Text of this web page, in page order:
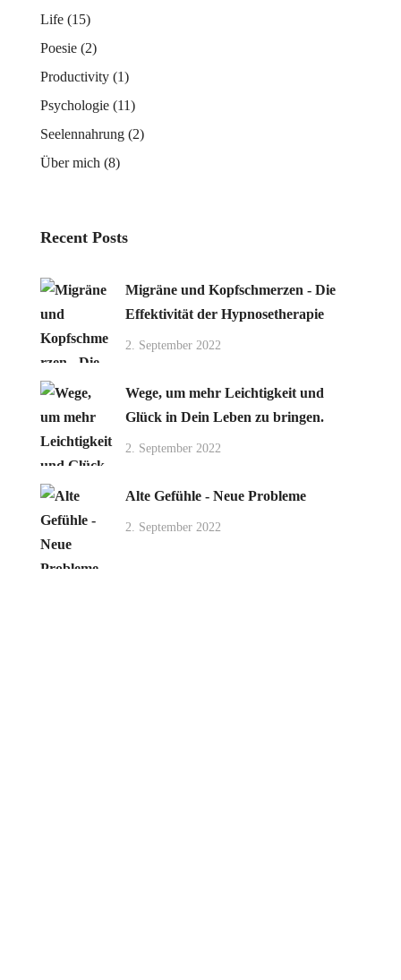
Life (15)
Poesie (2)
Productivity (1)
Psychologie (11)
Seelennahrung (2)
Über mich (8)
Recent Posts
Migräne und Kopfschmerzen - Die
Effektivität der Hypnosetherapie
2. September 2022
Wege, um mehr Leichtigkeit und
Glück in Dein Leben zu bringen.
2. September 2022
Alte Gefühle - Neue Probleme
2. September 2022